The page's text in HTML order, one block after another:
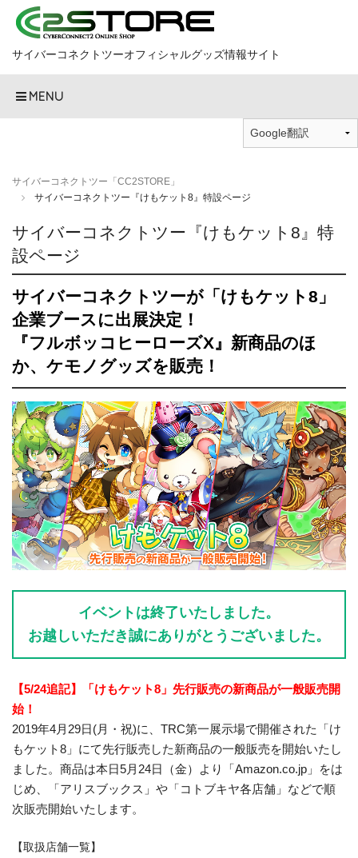
サイバーコネクトツーオフィシャルグッズ情報サイト
MENU
サイバーコネクトツー「CC2STORE」
サイバーコネクトツー『けもケット8』特設ページ
サイバーコネクトツー『けもケット8』特
設ページ
サイバーコネクトツーが「けもケット8」
企業ブースに出展決定！
『フルボッコヒーローズX』新商品のほ
か、ケモノグッズを販売！
イベントは終了いたしました。
お越しいただき誠にありがとうございました。
【5/24追記】「けもケット8」先行販売の新商品が一般販売開
始！
2019年4月29日(月・祝)に、TRC第一展示場で開催された「け
もケット8」にて先行販売した新商品の一般販売を開始いたし
ました。商品は本日5月24日（金）より「Amazon.co.jp」をは
じめ、「アリスブックス」や「コトブキヤ各店舗」などで順
次販売開始いたします。
【取扱店舗一覧】